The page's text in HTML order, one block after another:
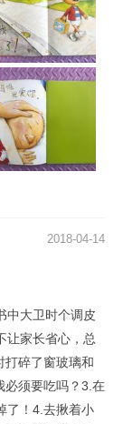
玩儿、会玩儿，
2018-04-14
中大卫时个调皮
让家长省心，总
打碎了窗玻璃和
必须要吃吗？3.在
了！4.去揪着小